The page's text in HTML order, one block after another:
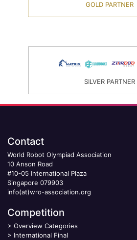
GOLD PARTNER
SILVER PARTNER
Contact
World Robot Olympiad Association
10 Anson Road
#10-05 International Plaza
Singapore 079903
info(at)wro-association.org
Competition
> Overview Categories
> International Final